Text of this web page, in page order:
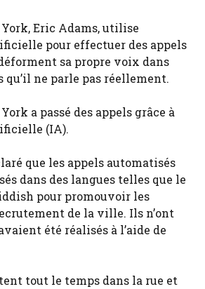
Eric Adams, utilise
pour effectuer des appels
sa propre voix dans
qu’il ne parle pas réellement.
a passé des appels grâce à
(IA).
que les appels automatisés
dans des langues telles que le
pour promouvoir les
de la ville. Ils n’ont
été réalisés à l’aide de
tout le temps dans la rue et